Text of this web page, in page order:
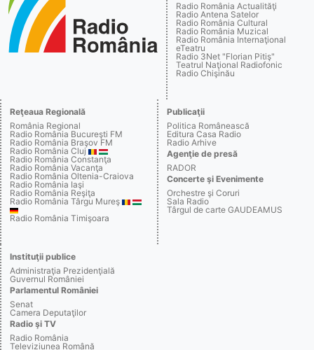
Radio România Actualităţi
Radio Antena Satelor
Radio România Cultural
Radio România Muzical
Radio România Internaţional
eTeatru
Radio 3Net "Florian Pitiş"
Teatrul Naţional Radiofonic
Radio Chişinău
Reţeaua Regională
România Regional
Radio România Bucureşti FM
Radio România Braşov FM
Radio România Cluj
Radio România Constanţa
Radio România Vacanţa
Radio România Oltenia-Craiova
Radio România Iaşi
Radio România Reşiţa
Radio România Târgu Mureş
Radio România Timişoara
Publicaţii
Politica Românească
Editura Casa Radio
Radio Arhive
Agenţie de presă
RADOR
Concerte şi Evenimente
Orchestre şi Coruri
Sala Radio
Târgul de carte GAUDEAMUS
Instituţii publice
Administraţia Prezidenţială
Guvernul României
Parlamentul României
Senat
Camera Deputaţilor
Radio şi TV
Radio România
Televiziunea Română